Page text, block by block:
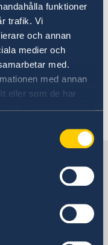
funktioner
trafik. Vi
och annan
medier och
med.
med annan
eller som de har
trafficking